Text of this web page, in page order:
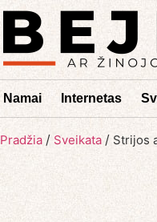
Namai Internetas
Pradžia / Sveikata / Strijos